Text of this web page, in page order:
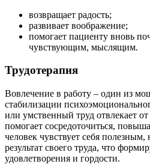
возвращает радость;
развивает воображение;
помогает пациенту вновь
чувствующим, мыслящим.
Трудотерапия
Вовлечение в работу – один из
стабилизации
или умственный труд отвлекает
помогает сосредоточиться,
человек чувствует себя
результат своего труда, что
удовлетворения и гордости.